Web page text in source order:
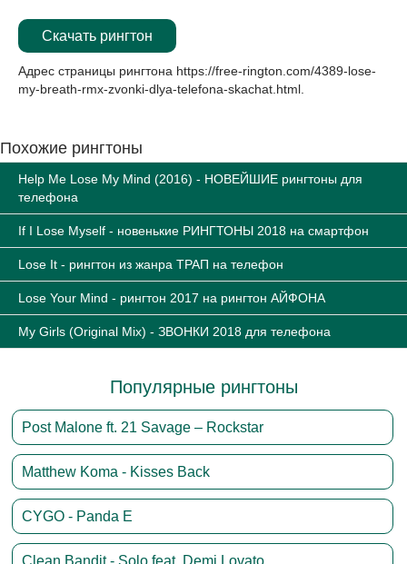
Скачать рингтон
Адрес страницы рингтона https://free-rington.com/4389-lose-
my-breath-rmx-zvonki-dlya-telefona-skachat.html
Похожие рингтоны
Help Me Lose My Mind (2016) - НОВЕЙШИЕ рингтоны для
телефона
If I Lose Myself - новенькие РИНГТОНЫ 2018 на смартфон
Lose It - рингтон из жанра ТРАП на телефон
Lose Your Mind - рингтон 2017 на рингтон АЙФОНА
My Girls (Original Mix) - ЗВОНКИ 2018 для телефона
Популярные рингтоны
Post Malone ft. 21 Savage – Rockstar
Matthew Koma - Kisses Back
CYGO - Panda E
Clean Bandit - Solo feat. Demi Lovato